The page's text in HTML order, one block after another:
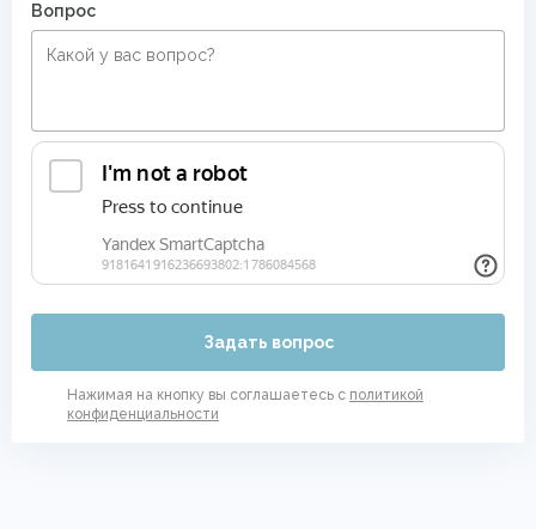
Вопрос
Задать вопрос
Нажимая на кнопку вы соглашаетесь с политикой
конфиденциальности